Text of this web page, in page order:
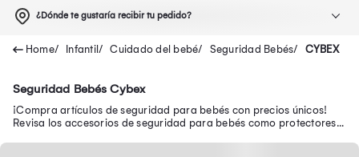
¿Dónde te gustaría recibir tu pedido?
Infantil Cuidado del bebé Seguridad Bebés CYBEX
Seguridad Bebés Cybex
¡Compra artículos de seguridad para bebés con precios únicos!
Revisa los accesorios de seguridad para bebés como protectores